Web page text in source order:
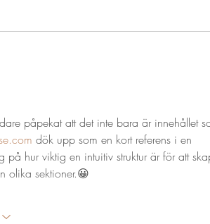
påpekat att det inte bara är innehållet
dök upp som en kort referens i en
hur viktig en intuitiv struktur är för att
olika sektioner.😀